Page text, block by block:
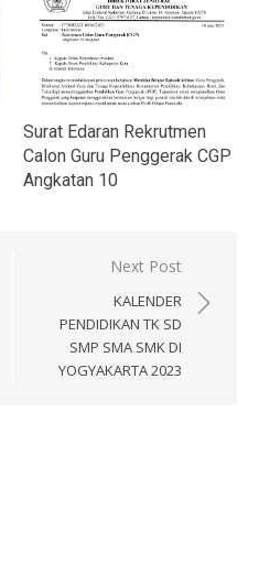
Surat Edaran Rekrutmen
Calon Guru Penggerak CGP
Angkatan 10
Next Post
KALENDER
PENDIDIKAN TK SD
SMP SMA SMK DI
YOGYAKARTA 2023